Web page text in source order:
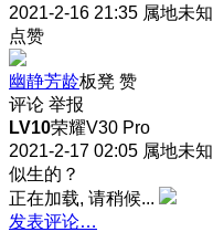
2021-2-16 21:35 属地未知
点赞
幽静芳龄板凳 赞
评论 举报
LV10荣耀V30 Pro
2021-2-17 02:05 属地未知
似生的？
正在加载, 请稍候...
发表评论…